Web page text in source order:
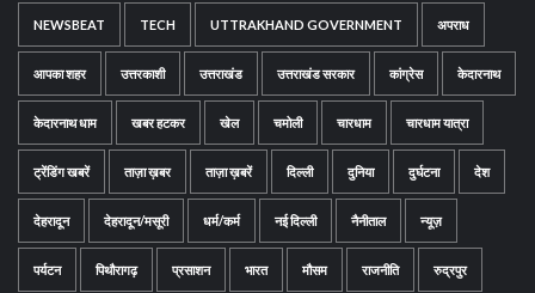
NEWSBEAT TECH UTTRAKHAND GOVERNMENT अपराध
आपका शहर उत्तरकाशी उत्तराखंड उत्तराखंड सरकार कांग्रेस केदारनाथ
केदारनाथ धाम खबर हटकर खेल चमोली चारधाम चारधाम यात्रा
ट्रेंडिंग खबरें ताज़ा ख़बर ताज़ा ख़बरें दिल्ली दुनिया दुर्घटना देश
देहरादून देहरादून/मसूरी धर्म/कर्म नई दिल्ली नैनीताल न्यूज़
पर्यटन पिथौरागढ़ प्रसाशन भारत मौसम राजनीति रुद्रपुर